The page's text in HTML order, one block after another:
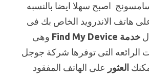
اصبح سهلا ايضا بالنسبه
هاتف الاندرويد الخاص بك فى
خدمة Find My Device
وهى
الرائعه التى توفرها شركة جوجل
العثور على الهاتف المفقود